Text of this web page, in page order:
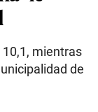
mientras
de